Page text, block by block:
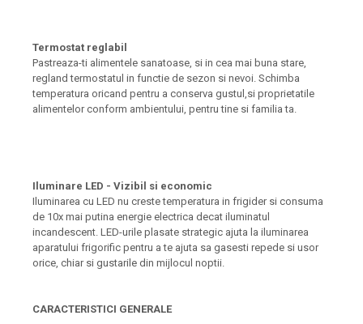
Termostat reglabil
Pastreaza-ti alimentele sanatoase, si in cea mai buna stare,
regland termostatul in functie de sezon si nevoi. Schimba
temperatura oricand pentru a conserva gustul,si proprietatile
alimentelor conform ambientului, pentru tine si familia ta.
Iluminare LED - Vizibil si economic
Iluminarea cu LED nu creste temperatura in frigider si consuma
de 10x mai putina energie electrica decat iluminatul
incandescent. LED-urile plasate strategic ajuta la iluminarea
aparatului frigorific pentru a te ajuta sa gasesti repede si usor
orice, chiar si gustarile din mijlocul noptii.
CARACTERISTICI GENERALE